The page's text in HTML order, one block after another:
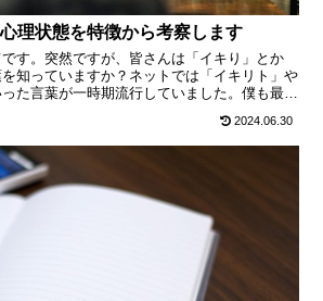
理状態を特徴から考察します
す。突然ですが、皆さんは「イキり」とか
を知っていますか？ネットでは「イキリト」や
った言葉が一時期流行していました。僕も最初
得しつつ皆さんにも共有しておこうと思い書い
2024.06.30